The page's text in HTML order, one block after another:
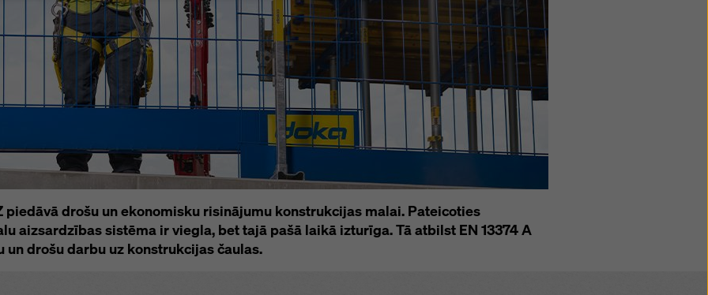
drošu un ekonomisku risinājumu konstrukcijas malai. Pateicoties
aizsardzības sistēma ir viegla, bet tajā pašā laikā izturīga. Tā atbilst EN 13374 A
drošu darbu uz konstrukcijas čaulas.
iestādes kontroles un uzraudzības nolūkos un ka pret to nav
tiesiskās aizsardzības līdzekļu. Jūs varat noraidīt visas sīkdatnes,
piekrišana, noklikšķinot uz “Noraidīt” vai pielāgojot savus
iestatījumus
, noklikšķinot uz sīkdatņu iestatījumiem šīs tīmekļa
apakšā un izmantojot attiecīgos izvēles rūtiņas. Jūs varat atsaukt savu
jebkurā laikā ar turpmāku spēku un bez iemesla norādīšanas,
uz
sīkdatņu iestatījumusšīs vietnes apakšā.
mūsu privātuma politikā .
arī iespēju atlasīt sīkfailus (paplašināti sīkfailu iestatījumi).